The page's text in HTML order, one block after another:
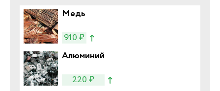
Медь
910 ₽
Алюминий
220 ₽